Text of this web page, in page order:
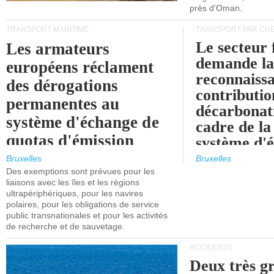
près d'Oman.
TRANSPORT MARITIME
Les armateurs
européens réclament
des dérogations
permanentes au
système d'échange de
quotas d'émission
maritimes de l'UE
après 2030.
Bruxelles
Des exemptions sont prévues pour les
liaisons avec les îles et les régions
ultrapériphériques, pour les navires
polaires, pour les obligations de service
public transnationales et pour les activités
de recherche et de sauvetage.
TRANSPORT PAR
Le
demande la
cadre de
système
quotas
Bruxelles
ACCIDENTS
Deux très